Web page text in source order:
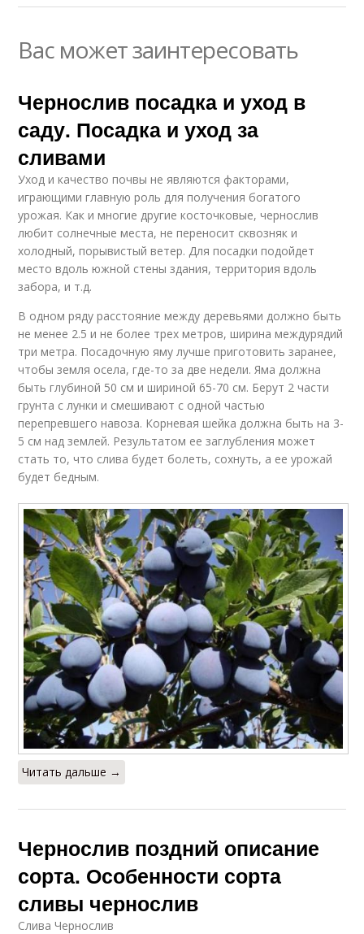
Вас может заинтересовать
Чернослив посадка и уход в
саду. Посадка и уход за
сливами
Уход и качество почвы не являются факторами,
играющими главную роль для получения богатого
урожая. Как и многие другие косточковые, чернослив
любит солнечные места, не переносит сквозняк и
холодный, порывистый ветер. Для посадки подойдет
место вдоль южной стены здания, территория вдоль
забора, и т.д.
В одном ряду расстояние между деревьями должно быть
не менее 2.5 и не более трех метров, ширина междурядий
три метра. Посадочную яму лучше приготовить заранее,
чтобы земля осела, где-то за две недели. Яма должна
быть глубиной 50 см и шириной 65-70 см. Берут 2 части
грунта с лунки и смешивают с одной частью
перепревшего навоза. Корневая шейка должна быть на 3-
5 см над землей. Результатом ее заглубления может
стать то, что слива будет болеть, сохнуть, а ее урожай
будет бедным.
Читать дальше →
Чернослив поздний описание
сорта. Особенности сорта
сливы чернослив
Слива Чернослив